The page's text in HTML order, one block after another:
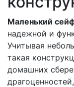
Маленький
надежной и
Учитывая
такая
домашних